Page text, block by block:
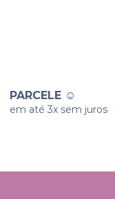
PARCELE ☺
em até 3x sem juros